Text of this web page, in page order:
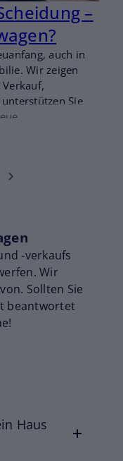
–
auch in
Wir zeigen
Sie
-verkaufs
Wir
Sollten Sie
beantwortet
Haus